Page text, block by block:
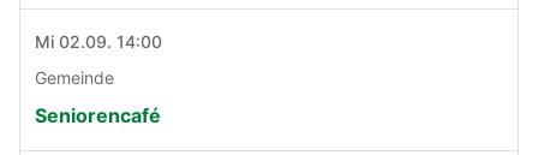
Mi 02.09. 14:00
Gemeinde
Seniorencafé